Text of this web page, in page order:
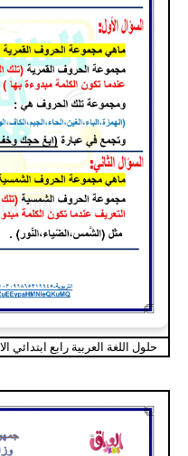
حلول اللغة العربية رابع ابتدائي